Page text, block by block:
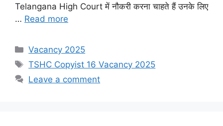
Telangana High Court में नौकरी करना चाहते हैं उनके लिए
… Read more
Categories
Vacancy 2025
Tags
TSHC Copyist 16 Vacancy 2025
Leave a comment